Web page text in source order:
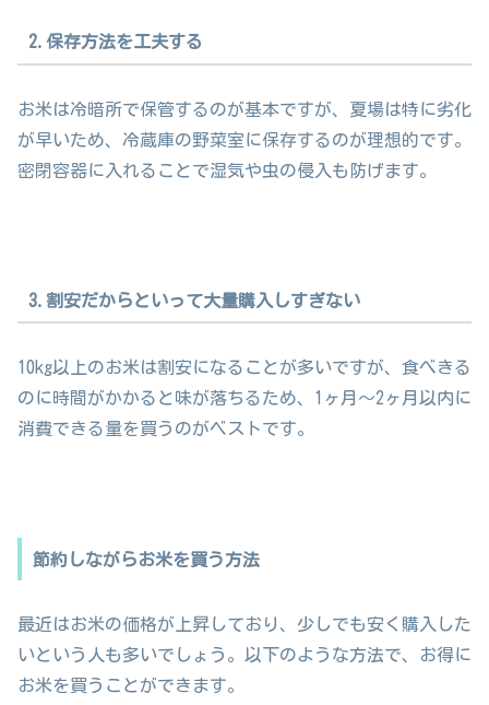
2.保存方法を工夫する
お米は冷暗所で保管するのが基本ですが、夏場は特に劣化
が早いため、冷蔵庫の野菜室に保存するのが理想的です。
密閉容器に入れることで湿気や虫の侵入も防げます。
3.割安だからといって大量購入しすぎない
10kg以上のお米は割安になることが多いですが、食べきる
のに時間がかかると味が落ちるため、1ヶ月～2ヶ月以内に
消費できる量を買うのがベストです。
節約しながらお米を買う方法
最近はお米の価格が上昇しており、少しでも安く購入した
いという人も多いでしょう。以下のような方法で、お得に
お米を買うことができます。